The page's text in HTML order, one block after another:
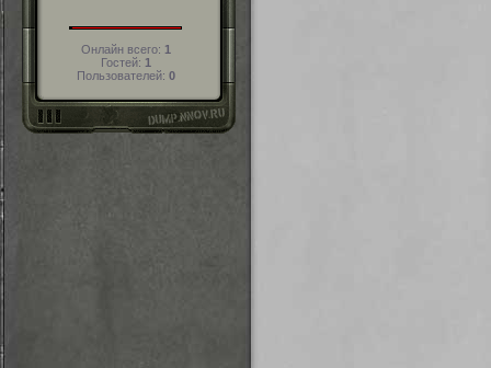
Онлайн всего: 1
Гостей: 1
Пользователей: 0